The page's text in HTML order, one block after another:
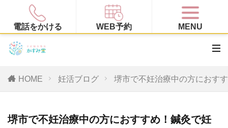
電話をかける WEB予約 MENU
HOME 妊活ブログ 堺市で不妊治療中の方におす
堺市で不妊治療中の方におすすめ！鍼灸で妊